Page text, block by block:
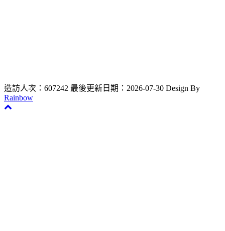
造訪人次：607242 最後更新日期：2026-07-30 Design By
Rainbow